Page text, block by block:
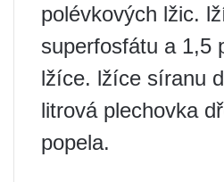
polévkových lžic.
superfosfátu a 1,5
lžíce. lžíce síranu
litrová plechovka
popela.